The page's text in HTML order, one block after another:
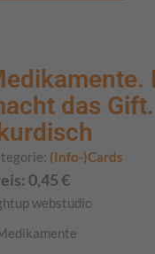
das Gift.
(Info-)Cards
0,45€
webstudio